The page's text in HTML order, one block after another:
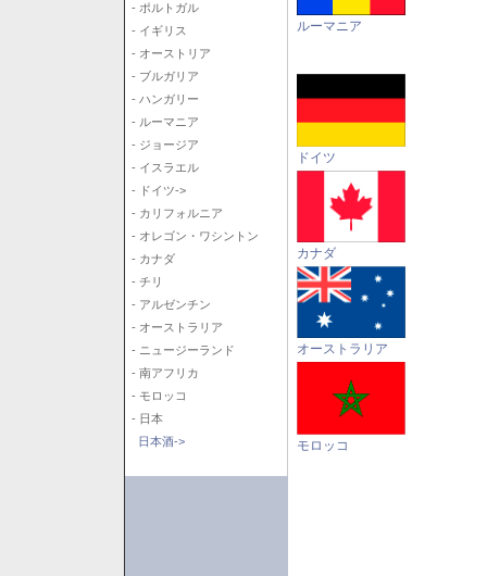
- ポルトガル
- イギリス
- オーストリア
- ブルガリア
- ハンガリー
- ルーマニア
- ジョージア
- イスラエル
- ドイツ->
- カリフォルニア
- オレゴン・ワシントン
- カナダ
- チリ
- アルゼンチン
- オーストラリア
- ニュージーランド
- 南アフリカ
- モロッコ
- 日本
日本酒->
ルーマニア
ドイツ
カナダ
オーストラリア
モロッコ